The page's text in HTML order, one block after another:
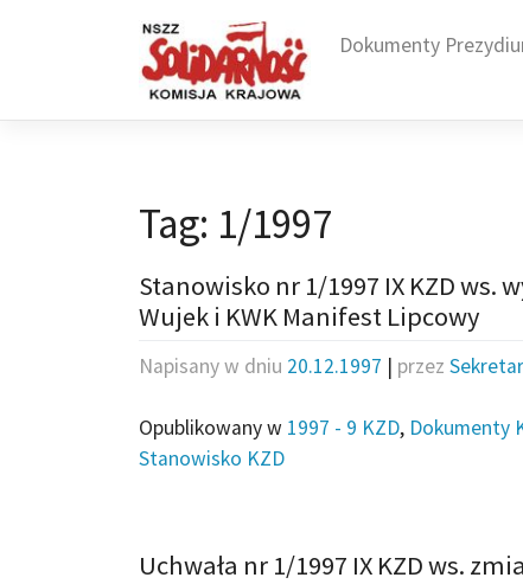
Dokumenty
Tag: 1/1997
Stanowisko nr 1/1997 IX KZD ws.
Wujek i KWK Manifest Lipcowy
Napisany w dniu 20.12.1997 | przez
Opublikowany w 1997 - 9 KZD, Dokumenty
Stanowisko KZD
Uchwała nr 1/1997 IX KZD ws.